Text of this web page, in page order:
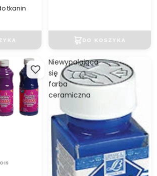
tkanin
Niewypalająca
się
farba
ceramiczna